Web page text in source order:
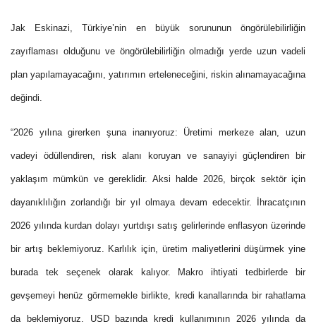
Jak Eskinazi, Türkiye’nin en büyük sorununun öngörülebilirliğin
zayıflaması olduğunu ve öngörülebilirliğin olmadığı yerde uzun vadeli
plan yapılamayacağını, yatırımın erteleneceğini, riskin alınamayacağına
değindi.
“2026 yılına girerken şuna inanıyoruz: Üretimi merkeze alan, uzun
vadeyi ödüllendiren, risk alanı koruyan ve sanayiyi güçlendiren bir
yaklaşım mümkün ve gereklidir. Aksi halde 2026, birçok sektör için
dayanıklılığın zorlandığı bir yıl olmaya devam edecektir. İhracatçının
2026 yılında kurdan dolayı yurtdışı satış gelirlerinde enflasyon üzerinde
bir artış beklemiyoruz. Karlılık için, üretim maliyetlerini düşürmek yine
burada tek seçenek olarak kalıyor. Makro ihtiyati tedbirlerde bir
gevşemeyi henüz görmemekle birlikte, kredi kanallarında bir rahatlama
da beklemiyoruz. USD bazında kredi kullanımının 2026 yılında da